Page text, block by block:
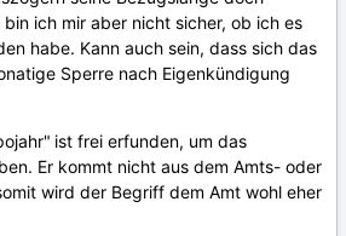
ich mir aber nicht sicher, ob ich es
habe. Kann auch sein, dass sich das
Sperre nach Eigenkündigung
ist frei erfunden, um das
Er kommt nicht aus dem Amts- oder
wird der Begriff dem Amt wohl eher